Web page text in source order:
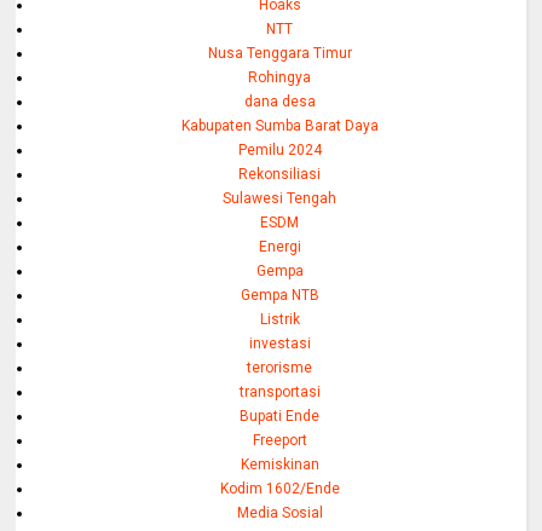
Hoaks
NTT
Nusa Tenggara Timur
Rohingya
dana desa
Kabupaten Sumba Barat Daya
Pemilu 2024
Rekonsiliasi
Sulawesi Tengah
ESDM
Energi
Gempa
Gempa NTB
Listrik
investasi
terorisme
transportasi
Bupati Ende
Freeport
Kemiskinan
Kodim 1602/Ende
Media Sosial